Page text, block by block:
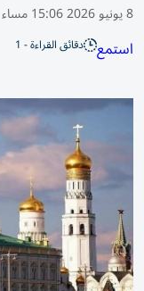
8 يونيو 2026 15:06 مساء
استمع دقائق القراءة - 1